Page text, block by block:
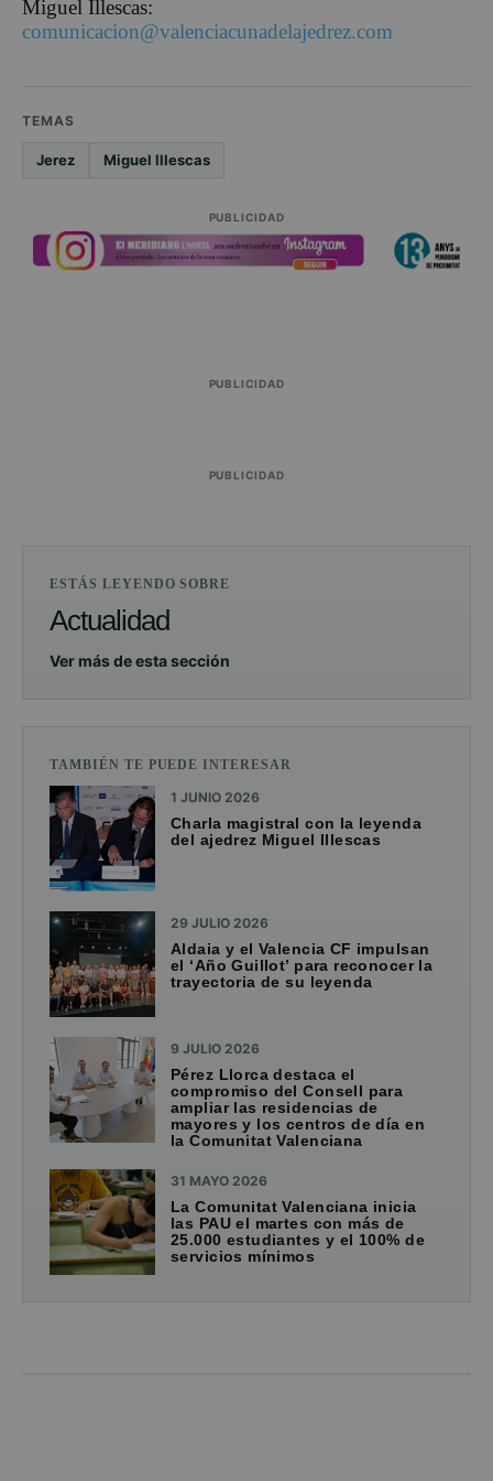
Miguel Illescas:
comunicacion@valenciacunadelajedrez.com
TEMAS
Jerez Miguel Illescas
PUBLICIDAD
PUBLICIDAD
PUBLICIDAD
ESTÁS LEYENDO SOBRE
Actualidad
Ver más de esta sección
TAMBIÉN TE PUEDE INTERESAR
1 JUNIO 2026
Charla magistral con la leyenda
del ajedrez Miguel Illescas
29 JULIO 2026
Aldaia y el Valencia CF impulsan
el ‘Año Guillot’ para reconocer la
trayectoria de su leyenda
9 JULIO 2026
Pérez Llorca destaca el
compromiso del Consell para
ampliar las residencias de
mayores y los centros de día en
la Comunitat Valenciana
31 MAYO 2026
La Comunitat Valenciana inicia
las PAU el martes con más de
25.000 estudiantes y el 100% de
servicios mínimos